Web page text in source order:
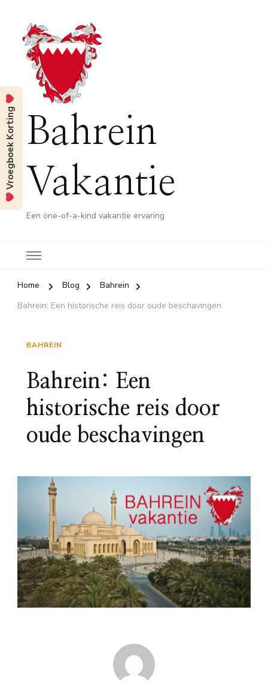
Bahrein
Vakantie
Een one-of-a-kind vakantie ervaring
Home Blog
Bahrein
Bahrein: Een historische reis door oude beschavingen
BAHREIN
Bahrein: Een
historische reis door
oude beschavingen
Vroegboek Korting